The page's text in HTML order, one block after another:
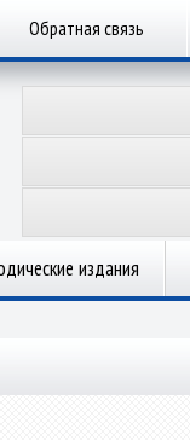
Обратная связь
издания